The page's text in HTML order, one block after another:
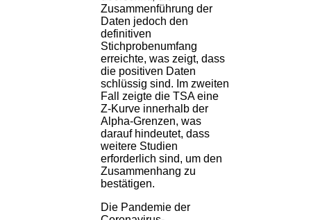
Zusammenführung der
Daten jedoch den
definitiven
Stichprobenumfang
erreichte, was zeigt, dass
die positiven Daten
schlüssig sind. Im zweiten
Fall zeigte die TSA eine
Z-Kurve innerhalb der
Alpha-Grenzen, was
darauf hindeutet, dass
weitere Studien
erforderlich sind, um den
Zusammenhang zu
bestätigen.
Die Pandemie der